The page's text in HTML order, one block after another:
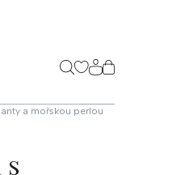
NÁKUPNÍ
KOŠÍK
a mořskou perlou